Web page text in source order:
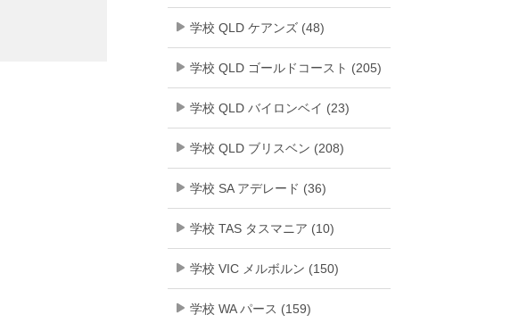
学校 QLD ケアンズ (48)
学校 QLD ゴールドコースト (205)
学校 QLD バイロンベイ (23)
学校 QLD ブリスベン (208)
学校 SA アデレード (36)
学校 TAS タスマニア (10)
学校 VIC メルボルン (150)
学校 WA パース (159)